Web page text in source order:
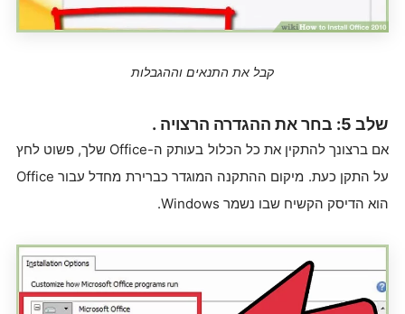
קבל את התנאים וההגבלות
שלב 5: בחר את ההגדרה הרצויה .
אם ברצונך להתקין את כל הכלול בעותק ה-Office שלך, פשוט לחץ
על התקן כעת. מיקום ההתקנה המוגדר כברירת מחדל עבור Office
הוא הדיסק הקשיח שבו נשמר Windows.